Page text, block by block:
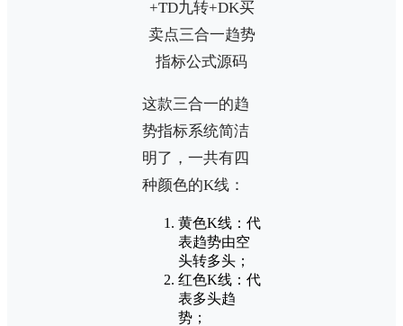
这款三合一的趋
势指标系统简洁
明了，一共有四
种颜色的K线：
黄色K线：代
表趋势由空
头转多头；
红色K线：代
表多头趋
势；